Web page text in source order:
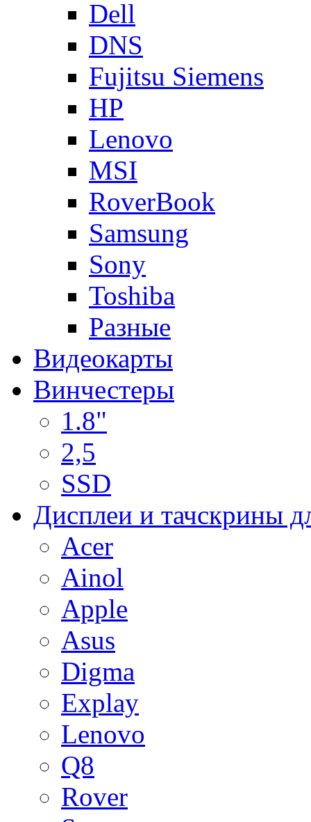
Dell
DNS
Fujitsu Siemens
HP
Lenovo
MSI
RoverBook
Samsung
Sony
Toshiba
Разные
Видеокарты
Винчестеры
1.8"
2,5
SSD
Дисплеи и тачскрины
Acer
Ainol
Apple
Asus
Digma
Explay
Lenovo
Q8
Rover